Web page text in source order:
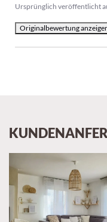
Ursprünglich veröffentlicht
Originalbewertung